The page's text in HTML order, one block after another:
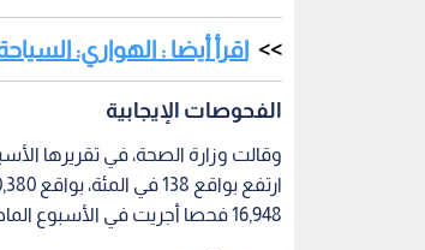
اقرأ أيضا : الهواري:
الفحوصات الإيجابية
16,948 فحصا أجريت في الأسبوع الماضي، والتي بلغت نسبة الإيجابية منها 14.5 في المئة.